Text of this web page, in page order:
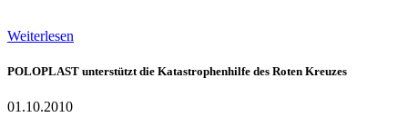
Weiterlesen
POLOPLAST unterstützt die Katastrophenhilfe des Roten Kreuzes
01.10.2010